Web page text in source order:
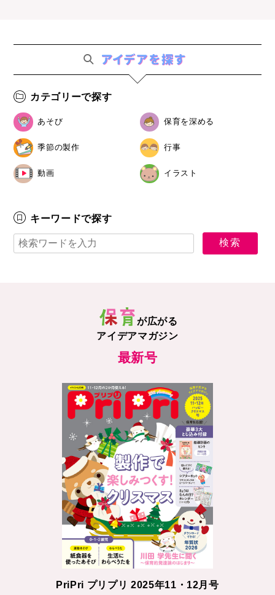
カテゴリーで探す
あそび 保育を深める
季節の製作 行事
動画 イラスト
キーワードで探す
が広がる
アイデアマガジン
最新号
PriPri プリプリ 2025年11・12月号